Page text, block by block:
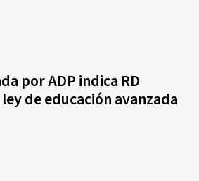
por ADP indica RD
de educación avanzada